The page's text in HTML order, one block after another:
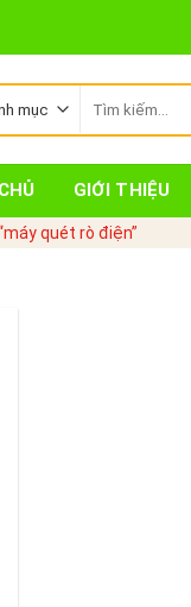
kiếm:
GIỚI THIỆU
quét rò điện”